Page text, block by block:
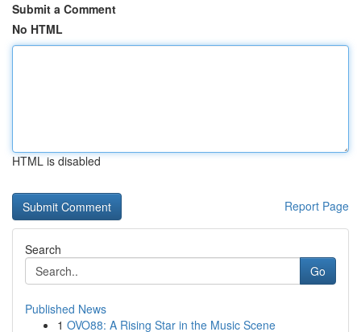
Submit a Comment
No HTML
HTML is disabled
Report Page
Search
Go
Published News
1 OVO88: A Rising Star in the Music Scene